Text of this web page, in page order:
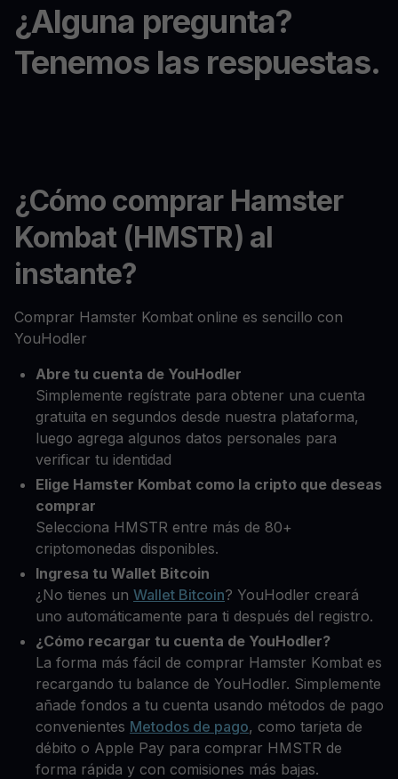
¿Alguna pregunta?
Tenemos las respuestas.
¿Cómo comprar Hamster
Kombat (HMSTR) al
instante?
Comprar Hamster Kombat online es sencillo con
YouHodler
Abre tu cuenta de YouHodler
Simplemente regístrate para obtener una cuenta
gratuita en segundos desde nuestra plataforma,
luego agrega algunos datos personales para
verificar tu identidad
Elige Hamster Kombat como la cripto que deseas
comprar
Selecciona HMSTR entre más de 80+
criptomonedas disponibles.
Ingresa tu Wallet Bitcoin
¿No tienes un Wallet Bitcoin? YouHodler creará
uno automáticamente para ti después del registro.
¿Cómo recargar tu cuenta de YouHodler?
La forma más fácil de comprar Hamster Kombat es
recargando tu balance de YouHodler. Simplemente
añade fondos a tu cuenta usando métodos de pago
convenientes Metodos de pago, como tarjeta de
débito o Apple Pay para comprar HMSTR de
forma rápida y con comisiones más bajas.